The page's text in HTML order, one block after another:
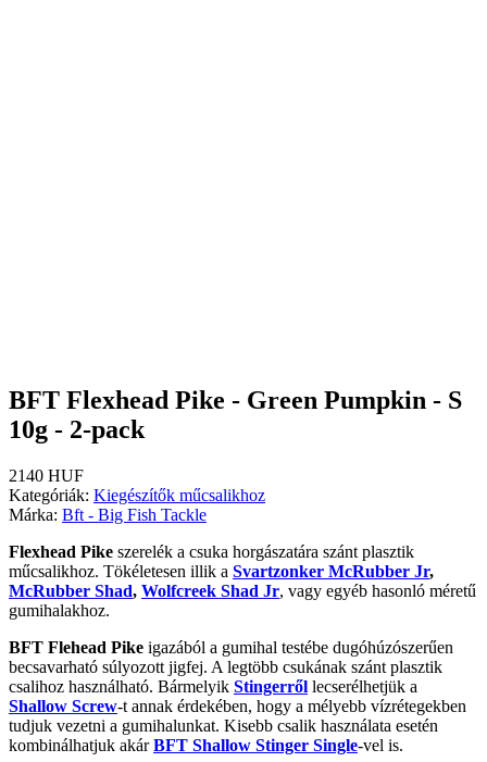
BFT Flexhead Pike - Green Pumpkin - S
10g - 2-pack
2140 HUF
Kategóriák: Kiegészítők műcsalikhoz
Márka: Bft - Big Fish Tackle
Flexhead Pike szerelék a csuka horgászatára szánt plasztik
műcsalikhoz. Tökéletesen illik a Svartzonker McRubber Jr,
McRubber Shad, Wolfcreek Shad Jr, vagy egyéb hasonló méretű
gumihalakhoz.
BFT Flehead Pike igazából a gumihal testébe dugóhúzószerűen
becsavarható súlyozott jigfej. A legtöbb csukának szánt plasztik
csalihoz használható. Bármelyik Stingerről lecserélhetjük a
Shallow Screw-t annak érdekében, hogy a mélyebb vízrétegekben
tudjuk vezetni a gumihalunkat. Kisebb csalik használata esetén
kombinálhatjuk akár BFT Shallow Stinger Single-vel is.